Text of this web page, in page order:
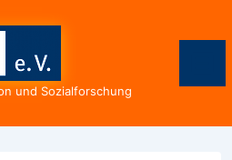
und Sozialforschung